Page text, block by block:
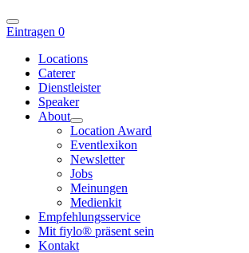
Eintragen 0
Locations
Caterer
Dienstleister
Speaker
About
Location Award
Eventlexikon
Newsletter
Jobs
Meinungen
Medienkit
Empfehlungsservice
Mit fiylo® präsent sein
Kontakt